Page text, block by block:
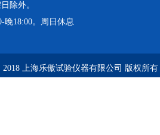
除外。
晚18:00。周日休息
上海乐傲试验仪器有限公司 版权所